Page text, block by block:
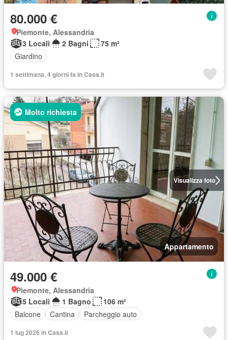
80.000 €
Piemonte, Alessandria
3 Locali
2 Bagni
75 m²
Giardino
1 settimana, 4 giorni fa in Casa.it
Visualizza foto
Molto richiesta
Appartamento
49.000 €
Piemonte, Alessandria
5 Locali
1 Bagno
106 m²
Balcone
Cantina Parcheggio auto
1 lug 2026 in Casa.it